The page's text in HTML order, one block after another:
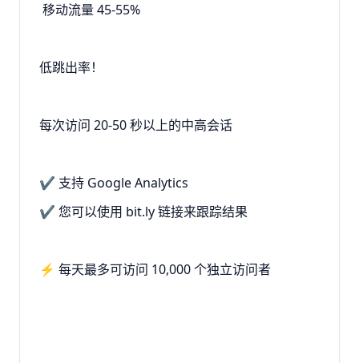
移动流量 45-55%
低跳出率！
每次访问 20-50 秒以上的中高会话
✔️ 支持 Google Analytics
✔️ 您可以使用 bit.ly 链接来跟踪结果
⚡ 每天最多可访问 10,000 个独立访问者